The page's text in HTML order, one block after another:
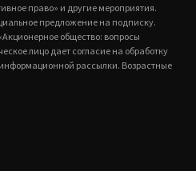
право» и другие мероприятия.
предложение на подписку.
общество: вопросы
лицо дает согласие на обработку
рассылки. Возрастные